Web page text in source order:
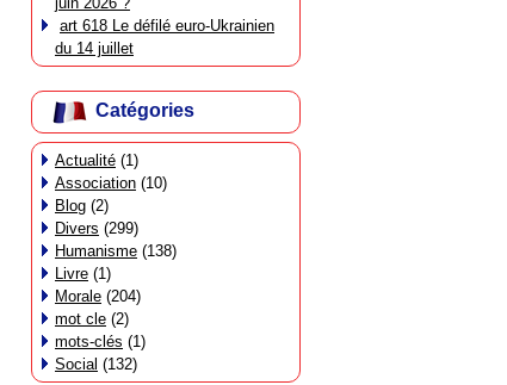
art 618 Le défilé euro-Ukrainien
du 14 juillet
Catégories
Actualité (1)
Association (10)
Blog (2)
Divers (299)
Humanisme (138)
Livre (1)
Morale (204)
mot cle (2)
mots-clés (1)
Social (132)